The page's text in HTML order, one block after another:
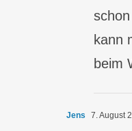
kann
beim
Jens 7. August